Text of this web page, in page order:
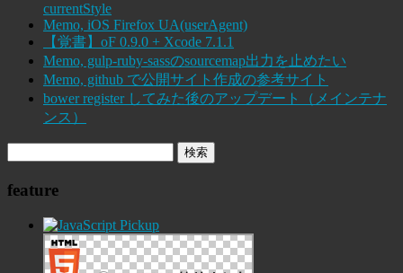
currentStyle
Memo, iOS Firefox UA(userAgent)
【覚書】oF 0.9.0 + Xcode 7.1.1
Memo, gulp-ruby-sassのsourcemap出力を止めたい
Memo, github で公開サイト作成の参考サイト
bower register してみた後のアップデート（メインテナ
ンス）
feature